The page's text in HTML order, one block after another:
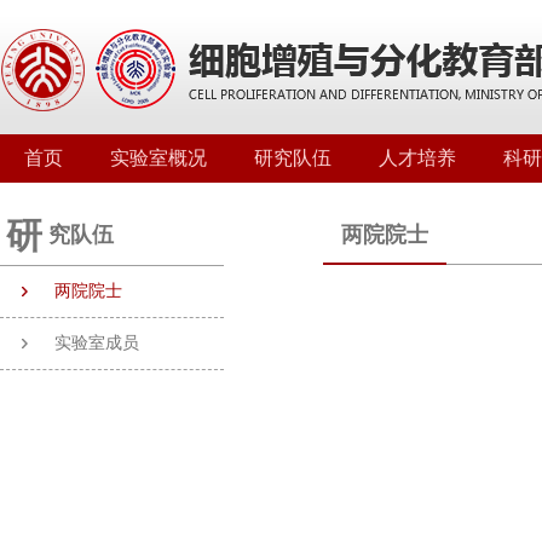
首页 实验室概况 研究队伍 人才培养 科
研 究队伍
两院院士
实验室成员
两院院士